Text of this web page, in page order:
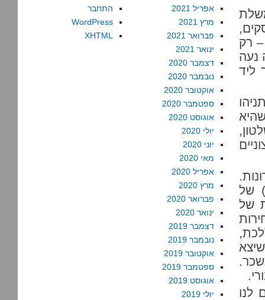
– רק
נעה
ליד
האשמה היא בראש ובראשונה במאפשרים (enablers) של
של
לנו
אפריל 2021
מרץ 2021
פברואר 2021
ינואר 2021
דצמבר 2020
נובמבר 2020
אוקטובר 2020
ספטמבר 2020
אוגוסט 2020
יולי 2020
יוני 2020
מאי 2020
אפריל 2020
מרץ 2020
פברואר 2020
ינואר 2020
דצמבר 2019
נובמבר 2019
אוקטובר 2019
ספטמבר 2019
אוגוסט 2019
יולי 2019
התחבר
WordPress
XHTML